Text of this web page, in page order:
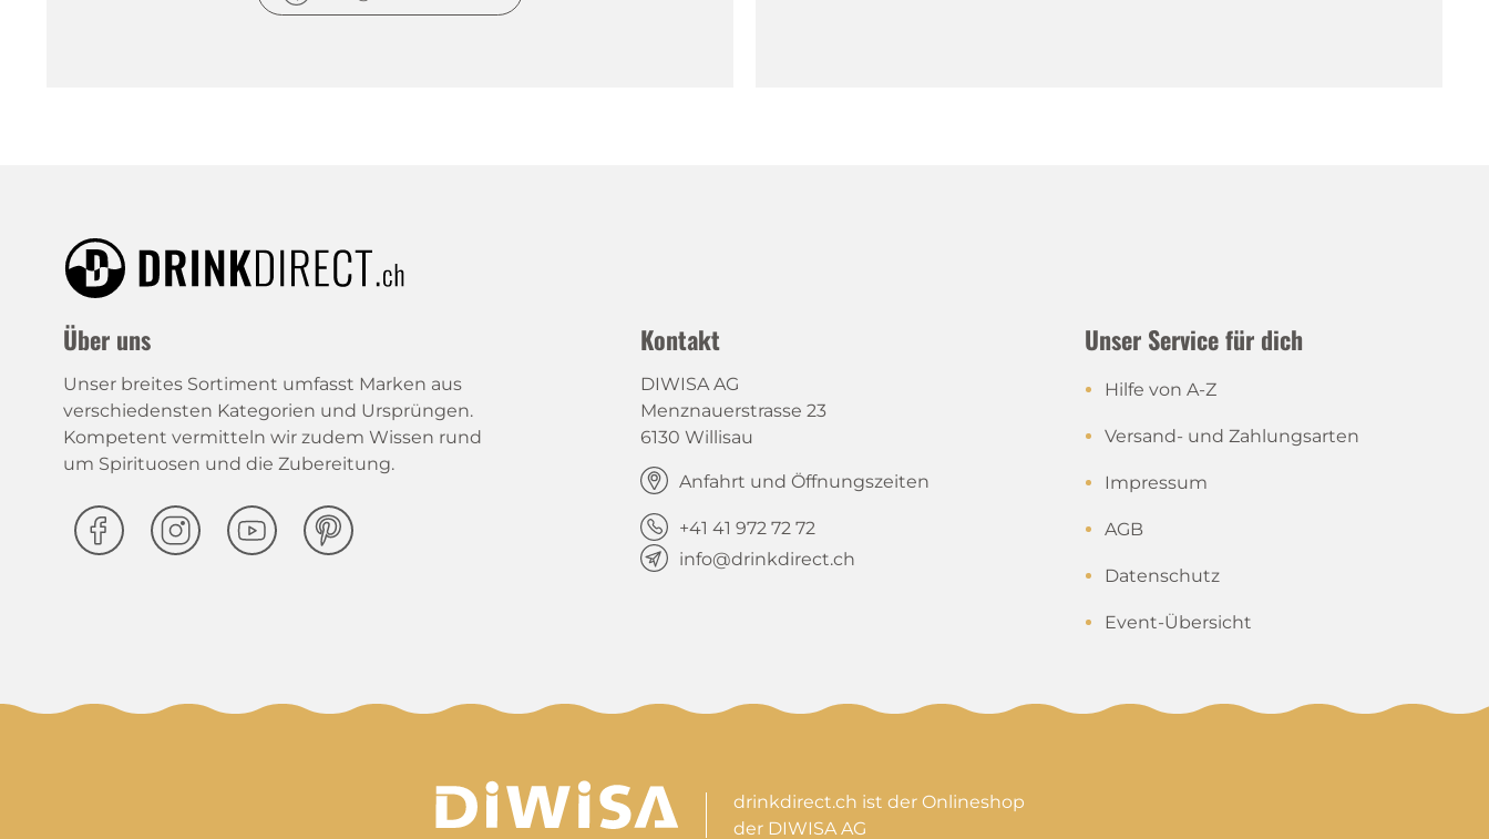
Über uns
Unser breites Sortiment umfasst Marken aus
verschiedensten Kategorien und Ursprüngen.
Kompetent vermitteln wir zudem Wissen rund
um Spirituosen und die Zubereitung.
Kontakt
DIWISA AG
Menznauerstrasse 23
6130 Willisau
Anfahrt und Öffnungszeiten
+41 41 972 72 72
info@drinkdirect.ch
Unser Service für dich
Hilfe von A-Z
Versand- und Zahlungsarten
Impressum
AGB
Datenschutz
Event-Übersicht
drinkdirect.ch ist der Onlineshop
der DIWISA AG